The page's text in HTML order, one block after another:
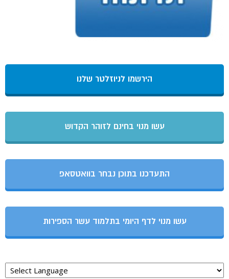
הירשמו לניוזלטר שלנו
עשו מנוי בחינם לזוהר הקדוש
התעדכנו בתוכן נבחר בוואטסאפ
עשו מנוי לדף היומי בתלמוד עשר הספירות